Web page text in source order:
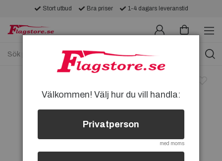
Stort utbud Bra priser 1-4 dagars leveranstid
Välkommen! Välj hur du vill handla:
Privatperson
med moms